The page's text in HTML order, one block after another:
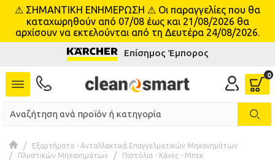
menu
⚠ ΣΗΜΑΝΤΙΚΗ ΕΝΗΜΕΡΩΣΗ ⚠ Οι παραγγελίες που θα
καταχωρηθούν από 07/08 έως και 21/08/2026 θα
αρχίσουν να εκτελούνται από τη Δευτέρα 24/08/2026.
Επίσημος Έμπορος
Εξαρτήματα - Ανταλλακτικά Επαγγελματικών Μηχανημάτων
Πλυστικών Μηχανημάτων
Πιστόλια - Κάνες - Μπεκ